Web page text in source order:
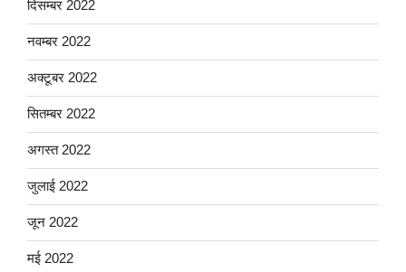
दिसम्बर 2022
नवम्बर 2022
अक्टूबर 2022
सितम्बर 2022
अगस्त 2022
जुलाई 2022
जून 2022
मई 2022